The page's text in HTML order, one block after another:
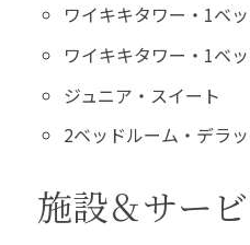
ワイキキタワー・1ベ
ワイキキタワー・1ベ
ジュニア・スイート
2ベッドルーム・デラ
施設＆サー